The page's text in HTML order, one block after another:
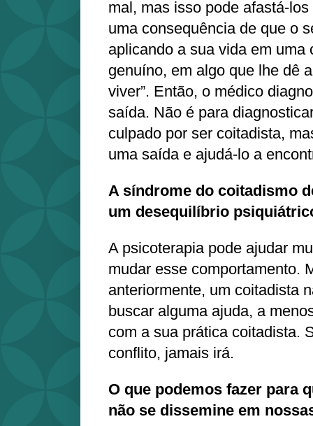
mal, mas isso pode afastá-
uma consequência de que o
aplicando a sua vida em uma
genuíno, em algo que lhe dê
viver”. Então, o médico
saída. Não é para
culpado por ser coitadista,
uma saída e ajudá-lo a
A síndrome do coitadismo
um desequilíbrio
A psicoterapia pode ajudar
mudar esse comportamento.
anteriormente, um coitadista
buscar alguma ajuda, a
com a sua prática coitadista.
conflito, jamais irá.
O que podemos fazer para
não se dissemine em